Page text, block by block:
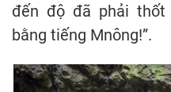
đến độ đã phải thốt
bằng tiếng Mnông!”.